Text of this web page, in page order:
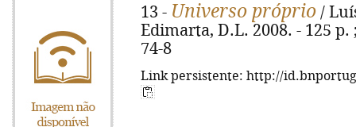
13 - Universo próprio /
Edimarta, D.L. 2008. - 125 p.
74-8
Link persistente: http://